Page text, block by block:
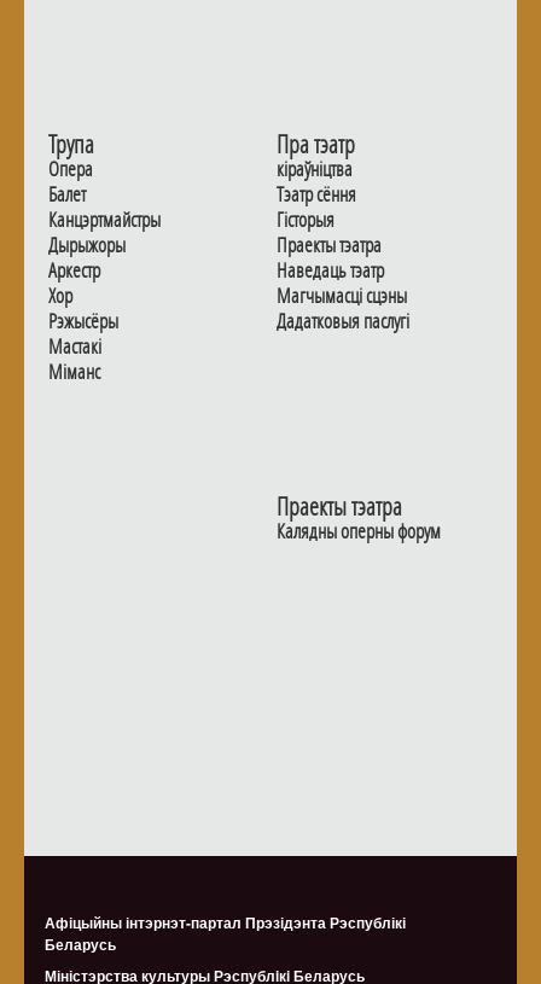
Трупа
Опера
Балет
Канцэртмайстры
Дырыжоры
Аркестр
Хор
Рэжысёры
Мастакі
Мiманс
Пра тэатр
кіраўніцтва
Тэатр сёння
Гiсторыя
Праекты тэатра
Наведаць тэатр
Магчымасцi сцэны
Дадаткoвыя паслугi
Праекты тэатра
Калядны оперны форум
Афіцыйны інтэрнэт-партал Прэзідэнта Рэспублікі
Беларусь
Міністэрства культуры Рэспублiкi Беларусь